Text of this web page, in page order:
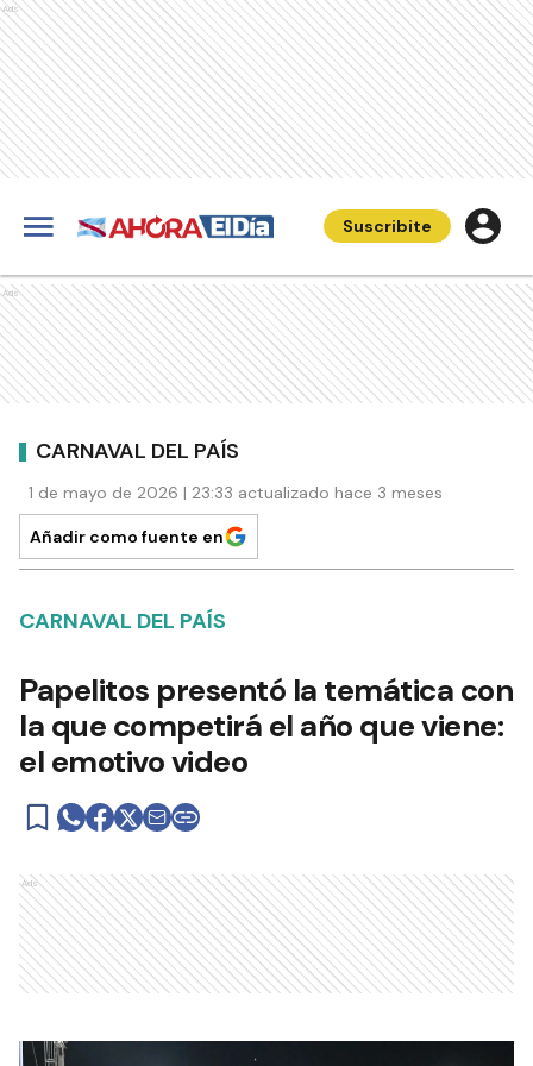
Ads
Suscribite
Ads
CARNAVAL DEL PAÍS
1 de mayo de 2026 | 23:33 actualizado hace 3 meses
Añadir como fuente en
CARNAVAL DEL PAÍS
Papelitos presentó la temática con
la que competirá el año que viene:
el emotivo video
Ads